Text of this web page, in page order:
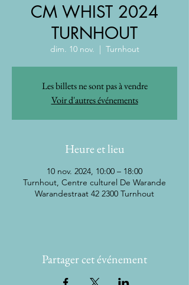
CM WHIST 2024
TURNHOUT
dim. 10 nov.
  |
Turnhout
Les billets ne sont pas à vendre
Voir d'autres événements
Heure et lieu
10 nov. 2024, 10:00 – 18:00
Turnhout, Centre culturel De Warande
Warandestraat 42 2300 Turnhout
Partager cet événement